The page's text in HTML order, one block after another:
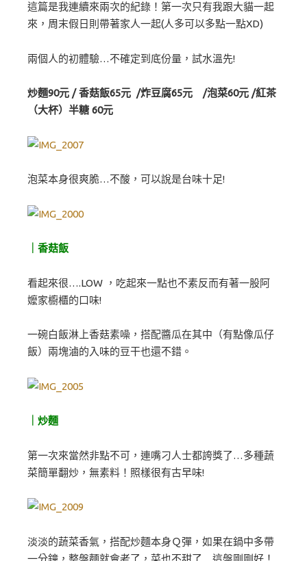
這篇是我連續來兩次的紀錄！第一次只有我跟大貓一起
來，周末假日則帶著家人一起(人多可以多點一點XD)
兩個人的初體驗…不確定到底份量，試水溫先!
炒麵90元 / 香菇飯65元 /炸豆腐65元 /泡菜60元 /紅茶
（大杯）半糖 60元
泡菜本身很爽脆…不酸，可以說是台味十足!
｜香菇飯
看起來很….LOW ，吃起來一點也不素反而有著一股阿
嬤家櫥櫃的口味!
一碗白飯淋上香菇素噪，搭配醬瓜在其中（有點像瓜仔
飯）兩塊滷的入味的豆干也還不錯。
｜炒麵
第一次來當然非點不可，連嘴刁人士都誇獎了…多種蔬
菜簡單翻炒，無素料！照樣很有古早味!
淡淡的蔬菜香氣，搭配炒麵本身Ｑ彈，如果在鍋中多帶
一分鐘，整盤麵就會老了，菜也不甜了…這盤剛剛好！